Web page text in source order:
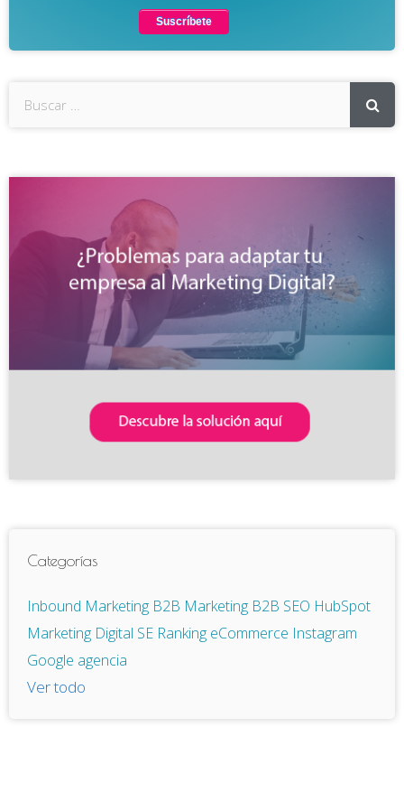
Categorías
Inbound Marketing B2B Marketing B2B SEO HubSpot
Marketing Digital SE Ranking eCommerce Instagram
Google agencia
Ver todo